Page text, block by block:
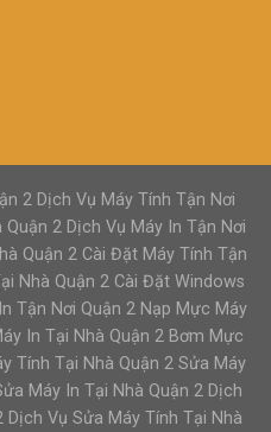
2 Dịch Vụ Máy Tính Tận Nơi
2 Dịch Vụ Máy In Tận Nơi
Quận 2 Cài Đặt Máy Tính Tận
Nhà Quận 2 Cài Đặt Windows
Tận Nơi Quận 2 Nạp Mực Máy
In Tại Nhà Quận 2 Bơm Mực
Tính Tại Nhà Quận 2 Sửa Máy
Máy In Tại Nhà Quận 2 Dịch
Vụ Sửa Máy Tính Tại Nhà